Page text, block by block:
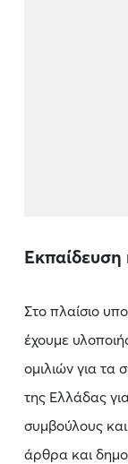
Εκπαίδευση
Στο πλαίσιο
έχουμε
ομιλιών για τα
της Ελλάδας
συμβούλους και
άρθρα και